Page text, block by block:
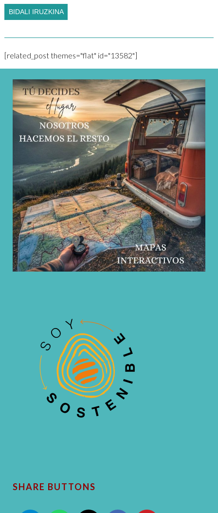
[related_post themes="flat" id="13582"]
SHARE BUTTONS